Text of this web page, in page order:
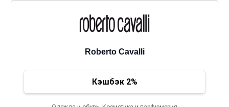
Roberto Cavalli
Кэшбэк 2%